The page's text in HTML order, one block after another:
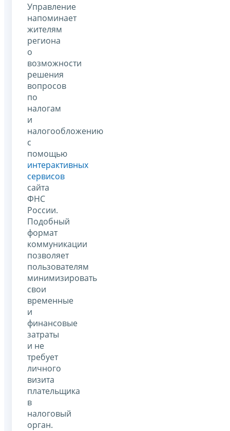
Управление
напоминает
жителям
региона
о
возможности
решения
вопросов
по
налогам
и
налогообложению
с
помощью
интерактивных
сервисов
сайта
ФНС
России.
Подобный
формат
коммуникации
позволяет
пользователям
минимизировать
свои
временные
и
финансовые
затраты
и не
требует
личного
визита
плательщика
в
налоговый
орган.